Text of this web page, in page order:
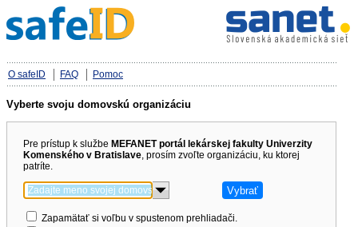
O safeID FAQ Pomoc
Vyberte svoju domovskú organizáciu
Pre prístup k službe MEFANET portál lekárskej fakulty Univerzity
Komenského v Bratislave, prosím zvoľte organizáciu, ku ktorej
patríte.
Zapamätať si voľbu v spustenom prehliadači.